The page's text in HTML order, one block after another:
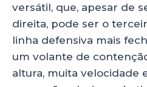
versátil, que, apesar de
direita, pode ser o
linha defensiva mais
um volante de
altura, muita velocidade